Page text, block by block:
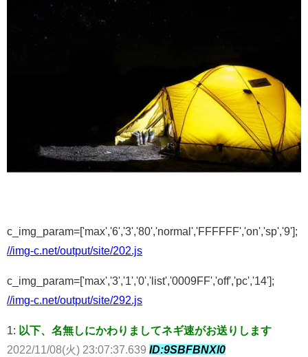
c_img_param=['max','6','3','80','normal','FFFFFF','on','sp','9'];
//img-c.net/output/site/202.js
c_img_param=['max','3','1','0','list','0009FF','off','pc','14'];
//img-c.net/output/site/292.js
1: 以下、名無しにかわりましてネギ速がお送りします
2022/11/08(火) 23:07:37.639 ID:9SBFBNXl0